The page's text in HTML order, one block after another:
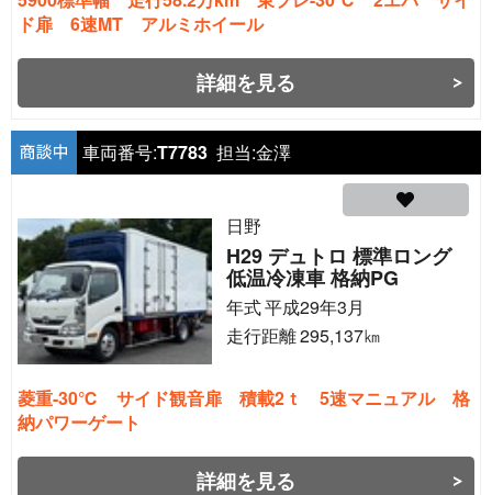
ド扉 6速MT アルミホイール
詳細を見る
車両番号:T7783 担当:金澤
日野
H29 デュトロ 標準ロング
低温冷凍車 格納PG
年式平成29年3月
走行距離295,137㎞
菱重-30℃ サイド観音扉 積載2ｔ 5速マニュアル 格
納パワーゲート
詳細を見る